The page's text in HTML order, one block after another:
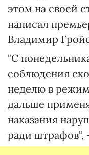
этом на своей
написал
Владимир
"С
соблюдения
неделю в
дальше
наказания
ради штрафов",